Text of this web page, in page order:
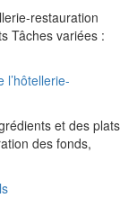
restauration
Tâches variées :
et des plats
des fonds,